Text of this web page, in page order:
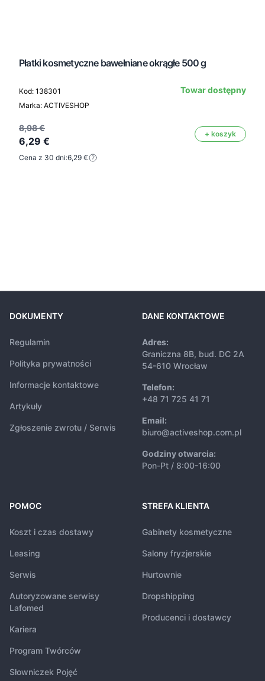
Płatki kosmetyczne bawełniane okrągłe 500 g
Kod: 138301
Marka: ACTIVESHOP
Towar dostępny
8,98 €
6,29 €
+ koszyk
Cena z 30 dni:6,29 €
DOKUMENTY
Regulamin
Polityka prywatności
Informacje kontaktowe
Artykuły
Zgłoszenie zwrotu / Serwis
DANE KONTAKTOWE
Adres:
Graniczna 8B, bud. DC 2A
54-610 Wrocław
Telefon:
+48 71 725 41 71
Email:
biuro@activeshop.com.pl
Godziny otwarcia:
Pon-Pt / 8:00-16:00
POMOC
Koszt i czas dostawy
Leasing
Serwis
Autoryzowane serwisy
Lafomed
Kariera
Program Twórców
Słowniczek Pojęć
STREFA KLIENTA
Gabinety kosmetyczne
Salony fryzjerskie
Hurtownie
Dropshipping
Producenci i dostawcy